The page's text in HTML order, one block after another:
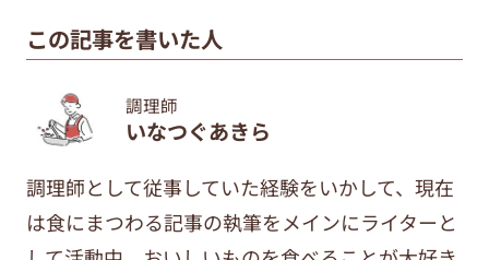
この記事を書いた人
調理師
いなつぐあきら
調理師として従事していた経験をいかして、現在
は食にまつわる記事の執筆をメインにライターと